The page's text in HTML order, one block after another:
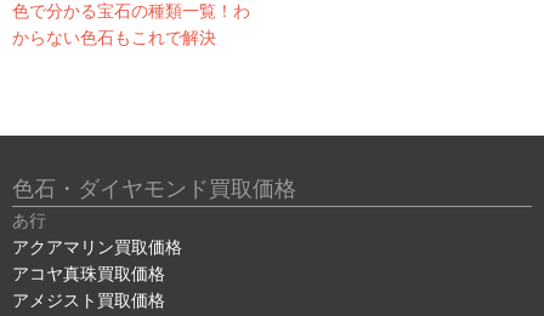
色で分かる宝石の種類一覧！わ
からない色石もこれで解決
色石・ダイヤモンド買取価格
あ行
アクアマリン買取価格
アコヤ真珠買取価格
アメジスト買取価格